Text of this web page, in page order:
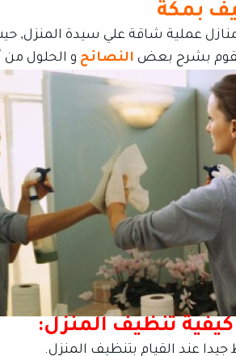
بمكة
عملية شاقة علي سيدة المنزل,
بشرح بعض النصائح و الحلول
تنظيف المنزل:
عند القيام بتنظيف المنزل.